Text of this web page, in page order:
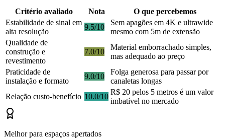
Critério avaliado Nota
O que percebemos
Estabilidade de sinal em
alta resolução
9.5/10
Sem apagões em 4K e ultrawide
mesmo com 5m de extensão
Qualidade de
construção e
revestimento
7.0/10
Material emborrachado simples,
mas adequado ao preço
Praticidade de
instalação e formato
9.0/10
Folga generosa para passar por
canaletas longas
Relação custo-benefício 10.0/10
R$ 20 pelos 5 metros é um valor
imbatível no mercado
Melhor para espaços apertados